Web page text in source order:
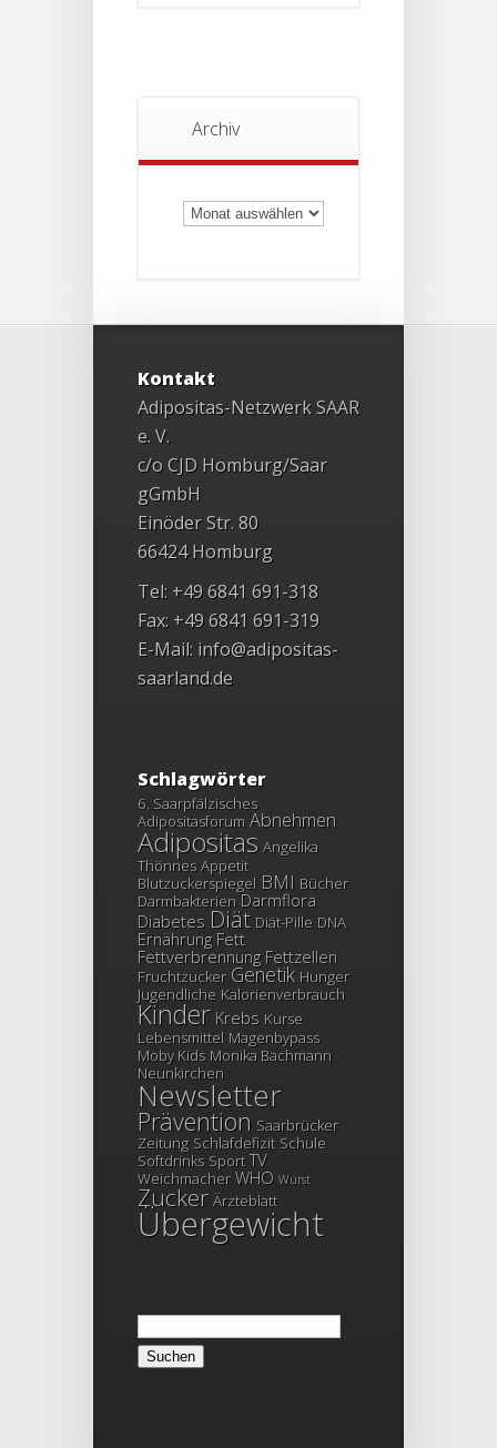
Archiv
Archiv
Kontakt
Adipositas-Netzwerk SAAR
e. V.
c/o CJD Homburg/Saar
gGmbH
Einöder Str. 80
66424 Homburg
Tel: +49 6841 691-318
Fax: +49 6841 691-319
E-Mail: info@adipositas-
saarland.de
Schlagwörter
6. Saarpfälzisches
Adipositasforum Abnehmen
Adipositas Angelika
Thönnes Appetit
Blutzuckerspiegel BMI Bücher
Darmbakterien Darmflora
Diabetes Diät Diät-Pille DNA
Ernährung Fett
Fettverbrennung Fettzellen
Fruchtzucker Genetik Hunger
Jugendliche Kalorienverbrauch
Kinder Krebs Kurse
Lebensmittel Magenbypass
Moby Kids Monika Bachmann
Neunkirchen
Newsletter
Prävention Saarbrücker
Zeitung Schlafdefizit Schule
Softdrinks Sport TV
Weichmacher WHO Wurst
Zucker Ärzteblatt
Übergewicht
Suchen
nach: